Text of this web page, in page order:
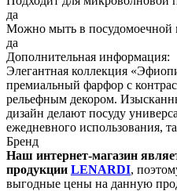
да
Можно мыть в посудомоечной
да
Дополнительная информация:
Элегантная коллекция
премиальный фарфор с
рельефным декором.
дизайн делают посуду
ежедневного использования,
Бренд
Наш интернет-магазин
продукции LENARDI,
выгодные цены на данную